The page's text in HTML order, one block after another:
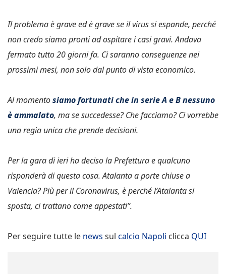
Il problema è grave ed è grave se il virus si espande, perché
non credo siamo pronti ad ospitare i casi gravi. Andava
fermato tutto 20 giorni fa. Ci saranno conseguenze nei
prossimi mesi, non solo dal punto di vista economico.
Al momentosiamo fortunati che in serie A e B nessuno
è ammalato, ma se succedesse? Che facciamo? Ci vorrebbe
una regia unica che prende decisioni.
Per la gara di ieri ha deciso la Prefettura e qualcuno
risponderà di questa cosa. Atalanta a porte chiuse a
Valencia? Più per il Coronavirus, è perché l’Atalanta si
sposta, ci trattano come appestati”.
Per seguire tutte le news sul calcio Napoli clicca QUI